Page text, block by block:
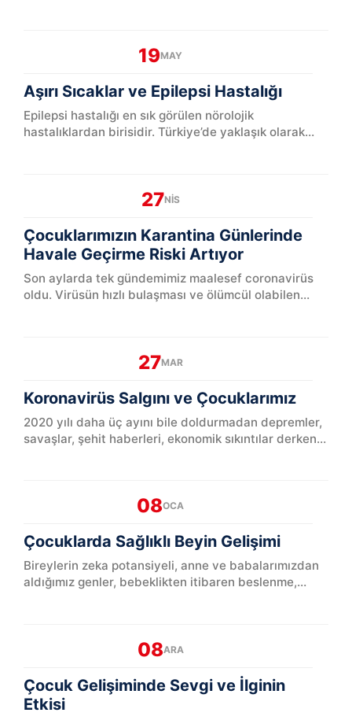
19MAY
Aşırı Sıcaklar ve Epilepsi Hastalığı
Epilepsi hastalığı en sık görülen nörolojik
hastalıklardan birisidir. Türkiye’de yaklaşık olarak
27NIS
Çocuklarımızın Karantina Günlerinde
Havale Geçirme Riski Artıyor
Son aylarda tek gündemimiz maalesef coronavirüs
oldu. Virüsün hızlı bulaşması ve ölümcül olabilen
27MAR
Koronavirüs Salgını ve Çocuklarımız
2020 yılı daha üç ayını bile doldurmadan depremler,
savaşlar, şehit haberleri, ekonomik sıkıntılar derken
08OCA
Çocuklarda Sağlıklı Beyin Gelişimi
Bireylerin zeka potansiyeli, anne ve babalarımızdan
aldığımız genler, bebeklikten itibaren beslenme,
08ARA
Çocuk Gelişiminde Sevgi ve İlginin
Etkisi